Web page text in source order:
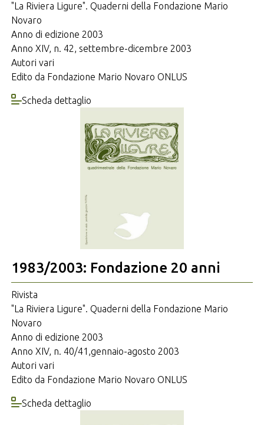
"La Riviera Ligure". Quaderni della Fondazione Mario
Novaro
Anno di edizione 2003
Anno XIV, n. 42, settembre-dicembre 2003
Autori vari
Edito da Fondazione Mario Novaro ONLUS
Scheda dettaglio
1983/2003: Fondazione 20 anni
Rivista
"La Riviera Ligure". Quaderni della Fondazione Mario
Novaro
Anno di edizione 2003
Anno XIV, n. 40/41,gennaio-agosto 2003
Autori vari
Edito da Fondazione Mario Novaro ONLUS
Scheda dettaglio